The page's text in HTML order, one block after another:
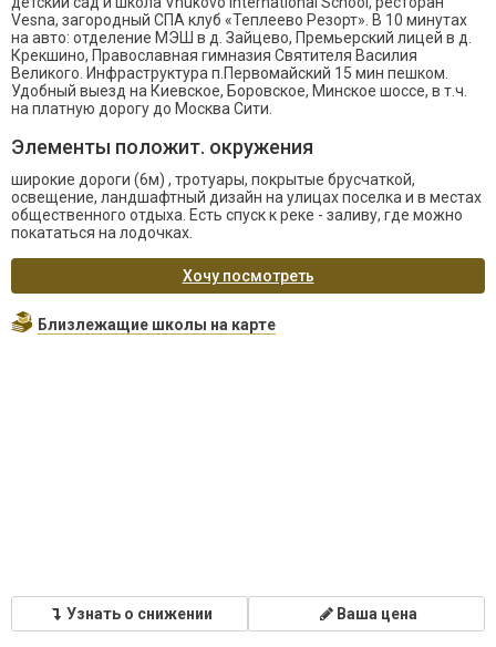
Vesna, загородный СПА клуб «Теплеево Резорт». В 10 минутах
на авто: отделение МЭШ в д. Зайцево, Премьерский лицей в д.
Крекшино, Православная гимназия Святителя Василия
Великого. Инфраструктура п.Первомайский 15 мин пешком.
Удобный выезд на Киевское, Боровское, Минское шоссе, в т.ч.
на платную дорогу до Москва Сити.
Элементы положит. окружения
широкие дороги (6м) , тротуары, покрытые брусчаткой,
освещение, ландшафтный дизайн на улицах поселка и в местах
общественного отдыха. Есть спуск к реке - заливу, где можно
покататься на лодочках.
Хочу посмотреть
Близлежащие школы на карте
Узнать о снижении Ваша цена